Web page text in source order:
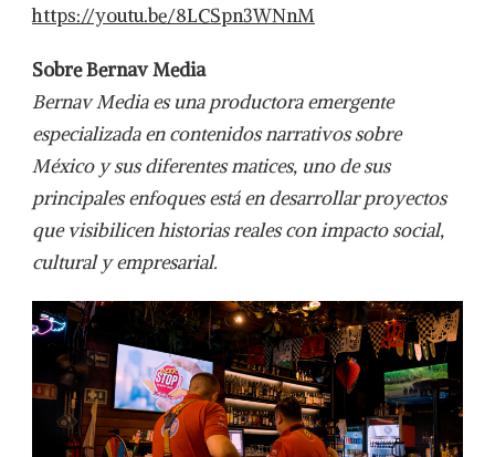
https://youtu.be/8LCSpn3WNnM
Sobre Bernav Media
Bernav Media es una productora emergente
especializada en contenidos narrativos sobre
México y sus diferentes matices, uno de sus
principales enfoques está en desarrollar proyectos
que visibilicen historias reales con impacto social,
cultural y empresarial.